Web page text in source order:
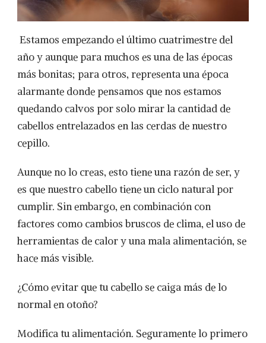
Estamos empezando el último cuatrimestre del
año y aunque para muchos es una de las épocas
más bonitas; para otros, representa una época
alarmante donde pensamos que nos estamos
quedando calvos por solo mirar la cantidad de
cabellos entrelazados en las cerdas de nuestro
cepillo.
Aunque no lo creas, esto tiene una razón de ser, y
es que nuestro cabello tiene un ciclo natural por
cumplir. Sin embargo, en combinación con
factores como cambios bruscos de clima, el uso de
herramientas de calor y una mala alimentación, se
hace más visible.
¿Cómo evitar que tu cabello se caiga más de lo
normal en otoño?
Modifica tu alimentación. Seguramente lo primero